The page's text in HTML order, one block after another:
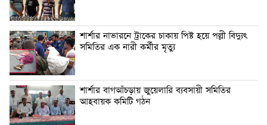
শার্শার নাভারনে ট্রাকের চাকায় পিষ্ট হয়ে পল্লী বিদ্যুৎ
সমিতির এক নারী কর্মীর মৃত্যু
শার্শার বাগআঁচড়ায় জুয়েলারি ব্যবসায়ী সমিতির
আহবায়ক কমিটি গঠন